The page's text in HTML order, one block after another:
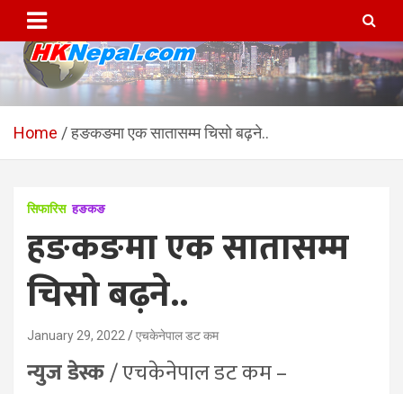
content
HKNepal.com – हङकङबाट
सञ्चालित पहिलो नेपाली अनलाईन
hknepal, hknepal.com, hk nepal, hk nepal com
Home हङकङमा एक सातासम्म चिसो बढ़ने..
सिफारिस हङकङ
हङकङमा एक सातासम्म
चिसो बढ़ने..
January 29, 2022 एचकेनेपाल डट कम
न्युज डेस्क/ एचकेनेपाल डट कम –